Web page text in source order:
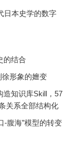
日本史学的数字
的结合
形象的嬗变
造知识库Skill，57
关系全部结构化
-腹海”模型的转变